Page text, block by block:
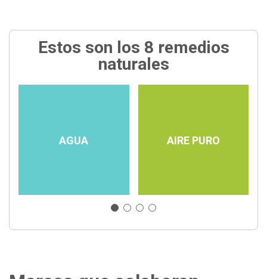
Estos son los 8 remedios
naturales
AGUA AIRE PURO